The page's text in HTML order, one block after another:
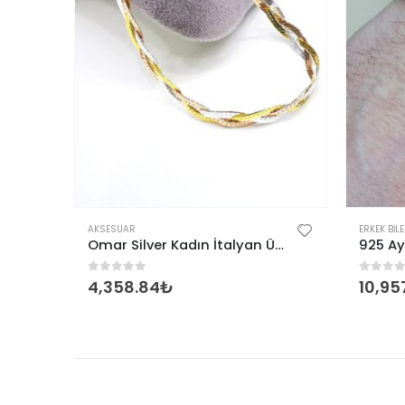
AKSESUAR
Omar Silver Kadın İtalyan Üçlü Örgü Gümüş Bileklik
0out of 5
4,358.84₺
ERKEK
0out